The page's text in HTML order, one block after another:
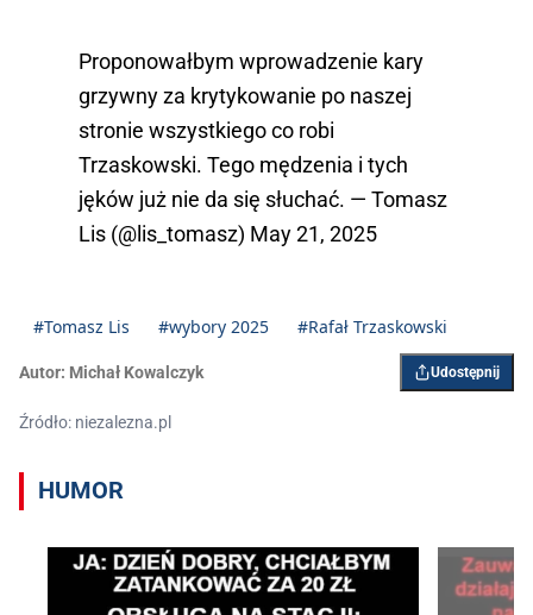
Proponowałbym wprowadzenie kary
grzywny za krytykowanie po naszej
stronie wszystkiego co robi
Trzaskowski. Tego mędzenia i tych
jęków już nie da się słuchać. — Tomasz
Lis (@lis_tomasz) May 21, 2025
#Tomasz Lis #wybory 2025 #Rafał Trzaskowski
Autor: Michał Kowalczyk Udostępnij
Źródło: niezalezna.pl
HUMOR